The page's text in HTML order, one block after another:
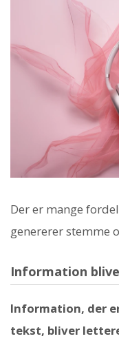
Der er mange
genererer stemme
Information
Information, der
tekst, bliver